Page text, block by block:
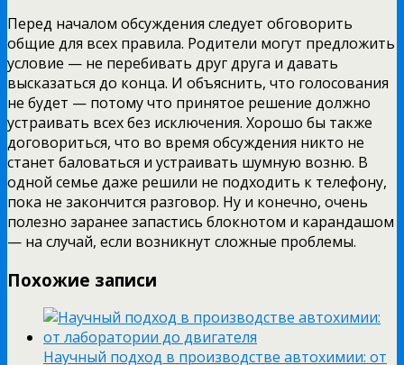
Перед началом обсуждения следует обговорить
общие для всех правила. Родители могут предложить
условие — не перебивать друг друга и давать
высказаться до конца. И объяснить, что голосования
не будет — потому что принятое решение должно
устраивать всех без исключения. Хорошо бы также
договориться, что во время обсуждения никто не
станет баловаться и устраивать шумную возню. В
одной семье даже решили не подходить к телефону,
пока не закончится разговор. Ну и конечно, очень
полезно заранее запастись блокнотом и карандашом
— на случай, если возникнут сложные проблемы.
Похожие записи
Научный подход в производстве автохимии: от